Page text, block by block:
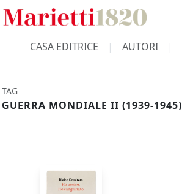
CASA EDITRICE AUTORI
TAG
GUERRA MONDIALE II (1939-1945)